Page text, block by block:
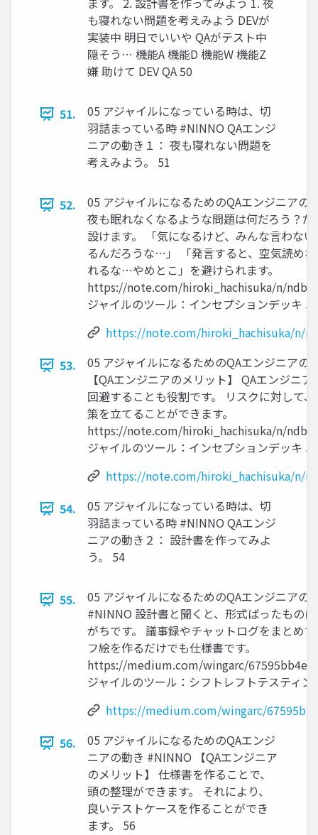
も寝れない問題を考えみよう DEVが
実装中 明日でいいや QAがテスト中
隠そう… 機能A 機能D 機能W 機能Z
嫌 助けて DEV QA 50
51.
05 アジャイルになっている時は、切
羽詰まっている時 #NINNO QAエンジ
ニアの動き１： 夜も寝れない問題を
考えみよう。 51
52.
05 アジャイルになるためのQAエンジニアの
夜も眠れなくなるような問題は何だろう？
設けます。 「気になるけど、みんな言わな
るんだろうな…」 「発言すると、空気読め
れるな…やめとこ」を避けられます。
https://note.com/hiroki_hachisuka/n/
ジャイルのツール：インセプションデッキ 52
https://note.com/hiroki_hachisuka/n/
53.
05 アジャイルになるためのQAエンジニアの
【QAエンジニアのメリット】 QAエンジニ
回避することも役割です。 リスクに対して
策を立てることができます。
https://note.com/hiroki_hachisuka/n/
ジャイルのツール：インセプションデッキ 53
https://note.com/hiroki_hachisuka/n/
54.
05 アジャイルになっている時は、切
羽詰まっている時 #NINNO QAエンジ
ニアの動き２： 設計書を作ってみよ
う。 54
55.
05 アジャイルになるためのQAエンジニアの
#NINNO 設計書と聞くと、形式ばったもの
がちです。 議事録やチャットログをまとめ
フ絵を作るだけでも仕様書です。
https://medium.com/wingarc/
ジャイルのツール：シフトレフトテスティン
https://medium.com/wingarc/
56.
05 アジャイルになるためのQAエンジ
ニアの動き #NINNO 【QAエンジニア
のメリット】 仕様書を作ることで、
頭の整理ができます。 それにより、
良いテストケースを作ることができ
ます。 56